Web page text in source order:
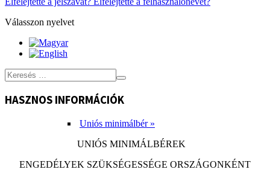
Válasszon nyelvet
HASZNOS INFORMÁCIÓK
Uniós minimálbér »
UNIÓS MINIMÁLBÉREK
ENGEDÉLYEK SZÜKSÉGESSÉGE ORSZÁGONKÉNT